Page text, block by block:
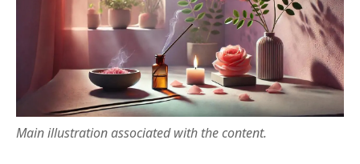
Main illustration associated with the content.